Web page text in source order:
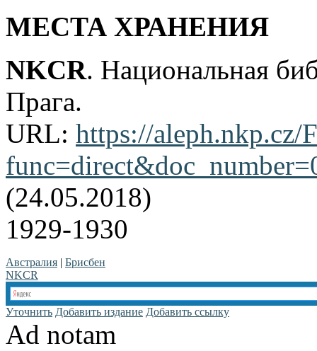
МЕСТА ХРАНЕНИЯ
NKCR. Национальная
Прага.
URL: https://aleph.nkp.cz/
(24.05.2018)
1929-1930
Австралия | Брисбен
NKCR
Уточнить Добавить издание Добавить ссылку
Ad notam